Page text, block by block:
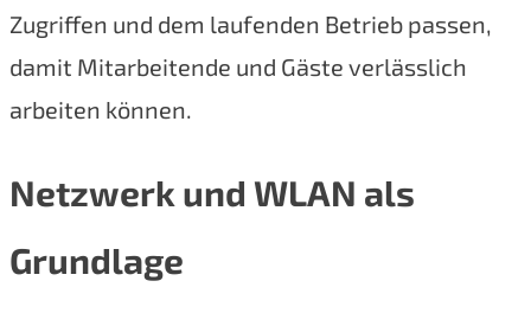
Zugriffen und dem laufenden Betrieb passen,
damit Mitarbeitende und Gäste verlässlich
arbeiten können.
Netzwerk und WLAN als
Grundlage